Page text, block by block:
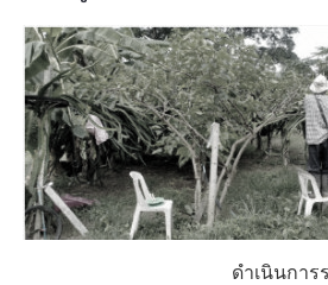
ดำเนินการ